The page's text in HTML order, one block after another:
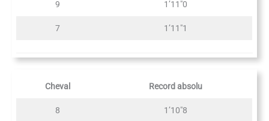
9 1’11″0
7 1’11″1
Cheval Record absolu
8 1’10″8